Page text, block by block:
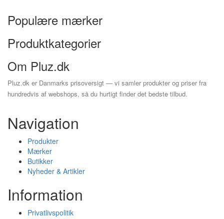
Populære mærker
Produktkategorier
Om Pluz.dk
Pluz.dk er Danmarks prisoversigt — vi samler produkter og priser fra
hundredvis af webshops, så du hurtigt finder det bedste tilbud.
Navigation
Produkter
Mærker
Butikker
Nyheder & Artikler
Information
Privatlivspolitik